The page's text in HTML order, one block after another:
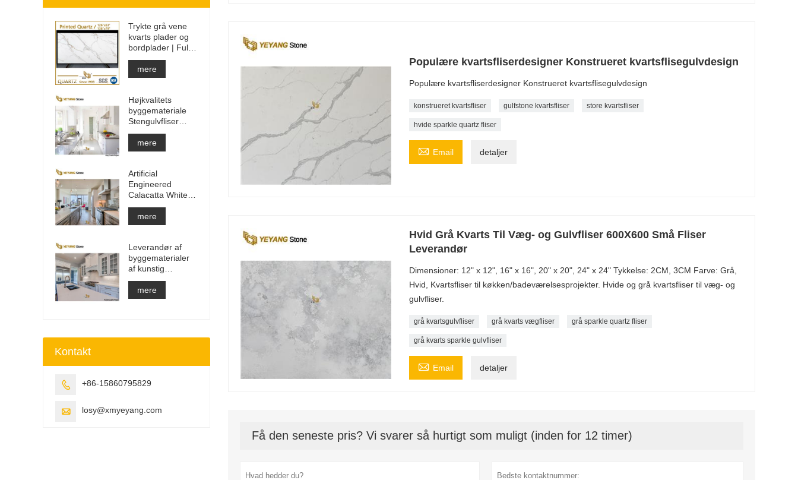
Populære kvartsfliserdesigner Konstrueret kvartsflisegulvdesign
Populære kvartsfliserdesigner Konstrueret kvartsflisegulvdesign
konstrueret kvartsfliser gulfstone kvartsfliser store kvartsfliser
hvide sparkle quartz fliser
 Email detaljer
Hvid Grå Kvarts Til Væg- og Gulvfliser 600X600 Små Fliser
Leverandør
Dimensioner: 12" x 12", 16" x 16", 20" x 20", 24" x 24" Tykkelse: 2CM, 3CM Farve: Grå,
Hvid, Kvartsfliser til køkken/badeværelsesprojekter. Hvide og grå kvartsfliser til væg- og
gulvfliser.
grå kvartsgulvfliser grå kvarts vægfliser grå sparkle quartz fliser
grå kvarts sparkle gulvfliser
 Email detaljer
Få den seneste pris? Vi svarer så hurtigt som muligt (inden for 12 timer)
Trykte grå vene
kvarts plader og
bordplader | Fuldt
trykt kvarts PQ005
mere
Højkvalitets
byggemateriale
Stengulvfliser
lysegrå projekter
mere
Artificial
Engineered
Calacatta White
Quartz Stone
Bordplade &
Forfængelighed
Slab
mere
Leverandør af
byggematerialer
af kunstig
kvartssten med
fast overflade
mere
Kontakt
 +86-15860795829
 losy@xmyeyang.com